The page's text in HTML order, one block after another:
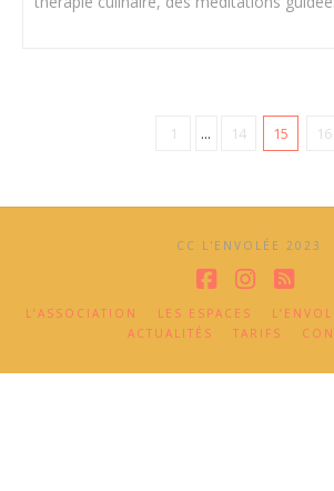
1 ... 14 15 16
CC L'ENVOLÉE 2023
Facebook
RSS
L’ASSOCIATION LES ESPACES
ACTUALITÉS
TARIFS